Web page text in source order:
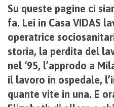
Su queste pagine ci
fa. Lei in Casa VIDAS
operatrice
storia, la perdita del
nel ‘95, l’approdo a
il lavoro in ospedale,
quante vite in una. E